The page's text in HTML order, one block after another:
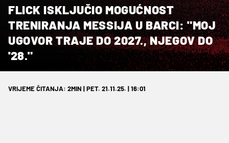
FLICK ISKLJUČIO MOGUĆNOST
TRENIRANJA MESSIJA U BARCI: "MOJ
UGOVOR TRAJE DO 2027., NJEGOV DO
'28."
VRIJEME ČITANJA: 2MIN | PET. 21.11.25. | 16:01